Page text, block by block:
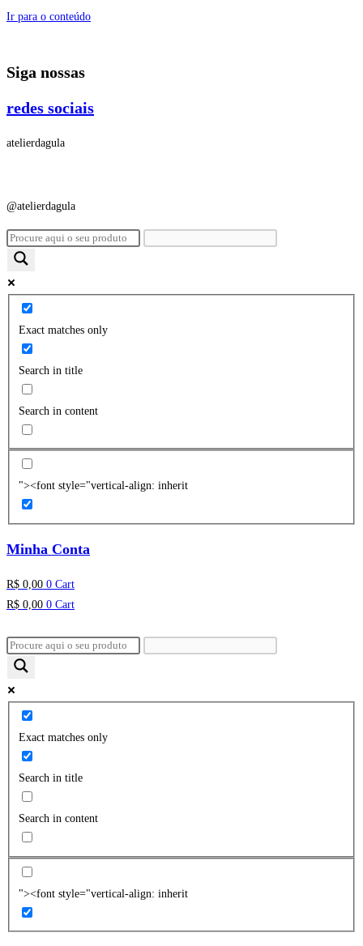
Ir para o conteúdo
Siga nossas
redes sociais
atelierdagula
@atelierdagula
Exact matches only
Search in title
Search in content
"><font style="vertical-align: inherit
Minha Conta
R$ 0,00 0 Cart
R$ 0,00 0 Cart
Exact matches only
Search in title
Search in content
"><font style="vertical-align: inherit